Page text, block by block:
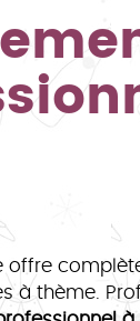
offre
à thème.